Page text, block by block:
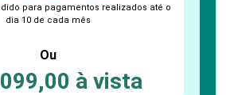
para pagamentos realizados até o
dia 10 de cada mês
Ou
à vista